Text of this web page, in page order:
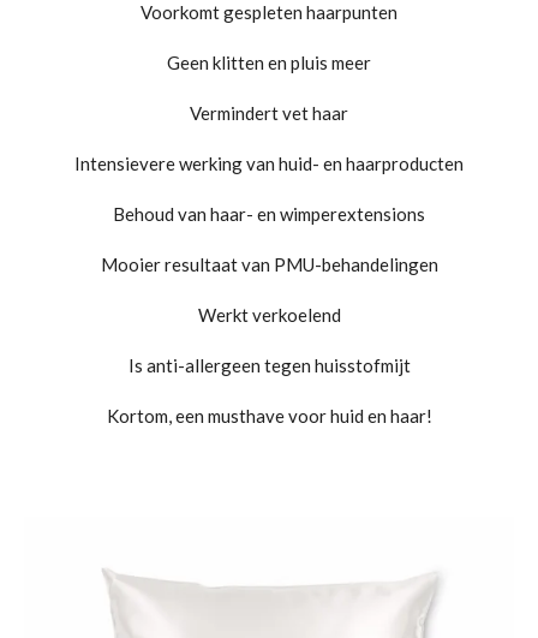
Voorkomt gespleten haarpunten
Geen klitten en pluis meer
Vermindert vet haar
Intensievere werking van huid- en haarproducten
Behoud van haar- en wimperextensions
Mooier resultaat van PMU-behandelingen
Werkt verkoelend
Is anti-allergeen tegen huisstofmijt
Kortom, een musthave voor huid en haar!